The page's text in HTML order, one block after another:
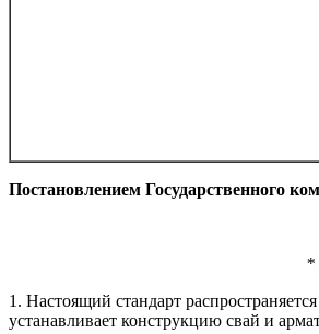
Постановлением Государственного
*
1. Настоящий стандарт
устанавливает конструкцию свай и